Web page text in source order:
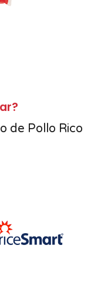
de Pollo Rico